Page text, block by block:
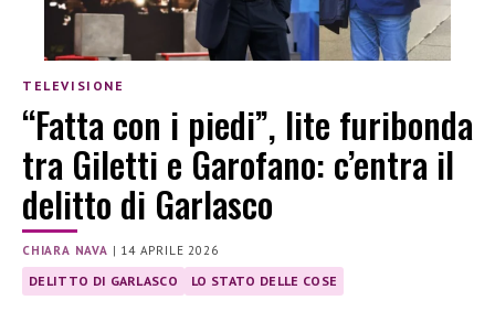
TELEVISIONE
“Fatta con i piedi”, lite furibonda
tra Giletti e Garofano: c’entra il
delitto di Garlasco
CHIARA NAVA | 14 APRILE 2026
DELITTO DI GARLASCO LO STATO DELLE COSE